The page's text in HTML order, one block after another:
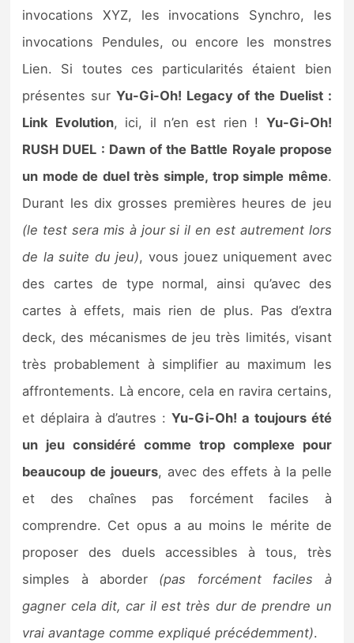
invocations XYZ, les invocations Synchro, les
invocations Pendules, ou encore les monstres
Lien. Si toutes ces particularités étaient bien
présentes sur Yu-Gi-Oh! Legacy of the Duelist :
Link Evolution, ici, il n’en est rien ! Yu-Gi-Oh!
RUSH DUEL : Dawn of the Battle Royale propose
un mode de duel très simple, trop simple même.
Durant les dix grosses premières heures de jeu
(le test sera mis à jour si il en est autrement lors
de la suite du jeu), vous jouez uniquement avec
des cartes de type normal, ainsi qu’avec des
cartes à effets, mais rien de plus. Pas d’extra
deck, des mécanismes de jeu très limités, visant
très probablement à simplifier au maximum les
affrontements. Là encore, cela en ravira certains,
et déplaira à d’autres : Yu-Gi-Oh! a toujours été
un jeu considéré comme trop complexe pour
beaucoup de joueurs, avec des effets à la pelle
et des chaînes pas forcément faciles à
comprendre. Cet opus a au moins le mérite de
proposer des duels accessibles à tous, très
simples à aborder (pas forcément faciles à
gagner cela dit, car il est très dur de prendre un
vrai avantage comme expliqué précédemment).